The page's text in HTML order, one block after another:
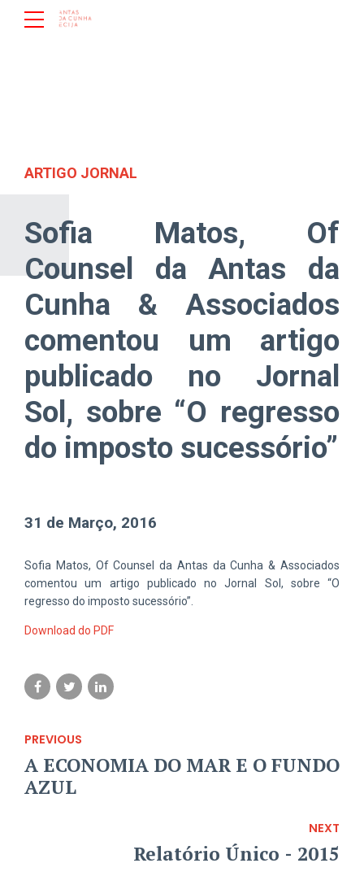
ARTIGO JORNAL
Sofia Matos, Of
Counsel da Antas da
Cunha & Associados
comentou um artigo
publicado no Jornal
Sol, sobre “O regresso
do imposto sucessório”
31 de Março, 2016
Sofia Matos, Of Counsel da Antas da Cunha & Associados
comentou um artigo publicado no Jornal Sol, sobre “O
regresso do imposto sucessório”.
Download do PDF
PREVIOUS
A ECONOMIA DO MAR E O FUNDO
AZUL
NEXT
Relatório Único - 2015